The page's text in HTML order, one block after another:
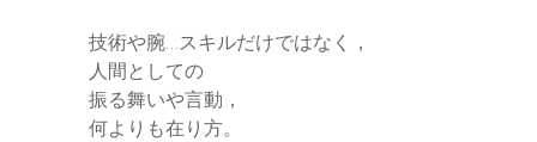
技術や腕…スキルだけではなく，
人間としての
振る舞いや言動，
何よりも在り方。